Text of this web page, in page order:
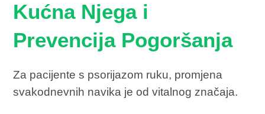
Kućna Njega i
Prevencija Pogoršanja
Za pacijente s psorijazom ruku, promjena
svakodnevnih navika je od vitalnog značaja.